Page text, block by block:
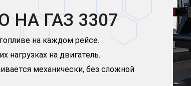
НА ГАЗ 3307
на каждом рейсе.
нагрузках на двигатель.
механически, без сложной